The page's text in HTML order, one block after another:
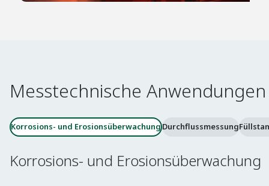
Messtechnische Anwendungen
Korrosions- und ErosionsüberwachungDurchflussmessung
Korrosions- und Erosionsüberwachung